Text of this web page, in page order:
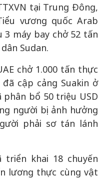
tại Trung Đông,
vương quốc Arab
3 máy bay chở 52 tấn
Sudan.
chở 1.000 tấn thực
cập cảng Suakin ở
phân bổ 50 triệu USD
người bị ảnh hưởng
phải sơ tán lánh
khai 18 chuyến
lương thực cùng vật